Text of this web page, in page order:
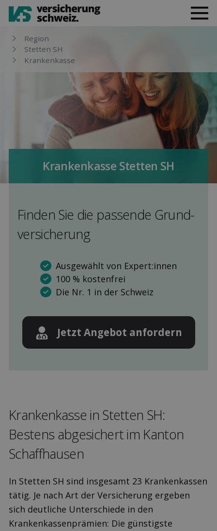
Region
Stetten SH
Kranken­kasse
Kranken­kasse Stetten SH
Finden Sie die pas­sende Grund­
versicherung
Ausgewählt von Expert:innen
100 % kostenfrei
Die Nr. 1 in der Schweiz
Jetzt Angebot anfordern
Kranken­kasse in Stetten SH:
Bestens ab­gesichert im Kanton
Schaffhausen
In Stetten SH sind insgesamt 23 Krankenkassen
tätig. Je nach Art der Versicherung ergeben
sich deutliche Unterschiede in den
Krankenkassenprämien: Die günstigste